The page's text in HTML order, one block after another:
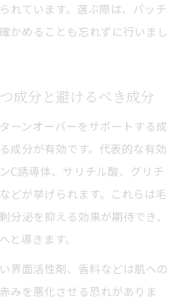
れています。選ぶ際は、パッチ
かめることも忘れずに行いまし
成分と避けるべき成分
ーンオーバーをサポートする成
成分が有効です。代表的な有効
C誘導体、サリチル酸、グリチ
どが挙げられます。これらは毛
分泌を抑える効果が期待でき、
と導きます。
界面活性剤、香料などは肌への
みを悪化させる恐れがありま